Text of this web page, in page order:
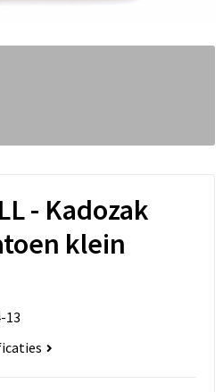
- Kadozak
klein
13